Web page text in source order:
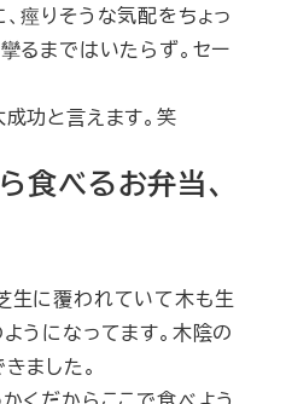
痙りそうな気配をちょっ
るまではいたらず。セー
功と言えます。笑
食べるお弁当、
生に覆われていて木も生
うになってます。木陰の
ました。